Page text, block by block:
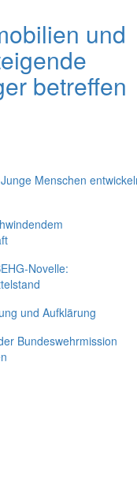
und
betreffen
Menschen
Novelle:
und Aufklärung
Bundeswehrmission